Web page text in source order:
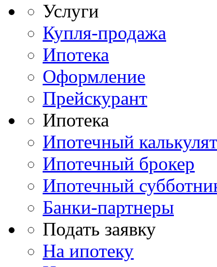
Услуги
Купля-продажа
Ипотека
Оформление
Прейскурант
Ипотека
Ипотечный
Ипотечный брокер
Ипотечный
Банки-партнеры
Подать заявку
На ипотеку